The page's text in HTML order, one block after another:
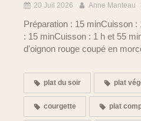
20 Juil 2026 Anne Manteau
Préparation : 15 minCuisson
: 15 minCuisson : 1 h et 55
d'oignon rouge coupé en
plat du soir plat
courgette plat